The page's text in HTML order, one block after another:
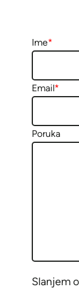
Ime*
Email*
Poruka
Slanjem